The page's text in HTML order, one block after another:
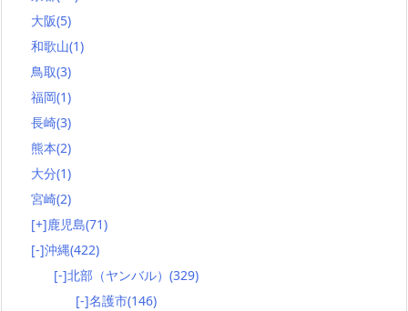
大阪(5)
和歌山(1)
鳥取(3)
福岡(1)
長崎(3)
熊本(2)
大分(1)
宮崎(2)
[+]鹿児島(71)
[-]沖縄(422)
[-]北部（ヤンバル） (329)
[-]名護市(146)